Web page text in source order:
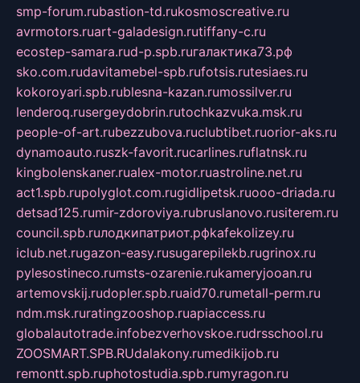
smp-forum.rubastion-td.rukosmoscreative.ru
avrmotors.ruart-galadesign.rutiffany-c.ru
ecostep-samara.rud-p.spb.ruгалактика73.рф
sko.com.rudavitamebel-spb.rufotsis.rutesiaes.ru
kokoroyari.spb.rublesna-kazan.rumossilver.ru
lenderoq.rusergeydobrin.rutochkazvuka.msk.ru
people-of-art.rubezzubova.ruclubtibet.ruorior-aks.ru
dynamoauto.ruszk-favorit.rucarlines.ruflatnsk.ru
kingbolenskaner.rualex-motor.ruastroline.net.ru
act1.spb.rupolyglot.com.rugidlipetsk.ruooo-driada.ru
detsad125.rumir-zdoroviya.rubruslanovo.rusiterem.ru
council.spb.ruлодкипатриот.рфkafekolizey.ru
iclub.net.rugazon-easy.rusugarepilekb.rugrinox.ru
pylesostineco.rumsts-ozarenie.rukameryjooan.ru
artemovskij.rudopler.spb.ruaid70.rumetall-perm.ru
ndm.msk.ruratingzooshop.ruapiaccess.ru
globalautotrade.infobezverhovskoe.rudrsschool.ru
ZOOSMART.SPB.RUdalakony.rumedikijob.ru
remontt.spb.ruphotostudia.spb.rumyragon.ru